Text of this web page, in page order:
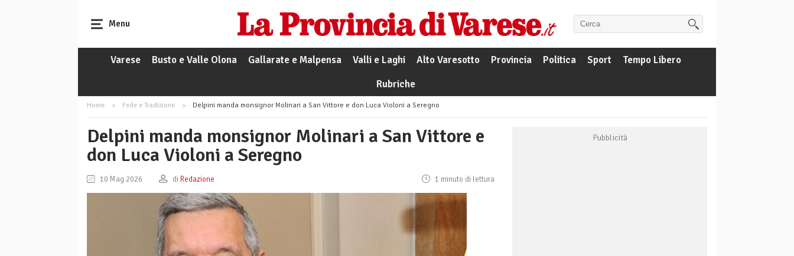
Menu
Varese Busto e Valle Olona Gallarate e Malpensa Valli e Laghi Alto Varesotto Provincia Politica Sport
Tempo Libero
Rubriche
Home Fede e Tradizione Delpini manda monsignor Molinari a San Vittore e don Luca Violoni a Seregno
Delpini manda monsignor Molinari a San Vittore e
don Luca Violoni a Seregno
10 Mag 2026 di Redazione 1 minuto di lettura